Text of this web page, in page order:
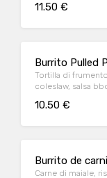
11.50 €
Burrito Pulled
Tortilla di
coleslaw, salsa
10.50 €
Burrito de
Carne di maiale,